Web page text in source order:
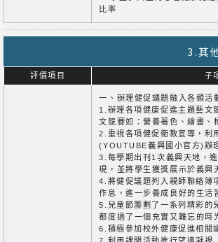
比率
3.其
評價項目 子
一、辦理健促議題融入各類活
1.辦理各項健康促進主題藝文
文競賽如：營養著色、繪畫、
2.重視各項健促衛教宣導，利
(YOUTUBE義興國小官方)辦
3.每學期出刊1次義興天地，
現，並將學生獲獎展示於義興
4.將健促議題列入親師聯絡簿
作息，進一步養成良好的生活
5.兒童節籌劃了一系列精彩的
都度過了一個充實又難忘的時
6.積極參加校外健康促進相關